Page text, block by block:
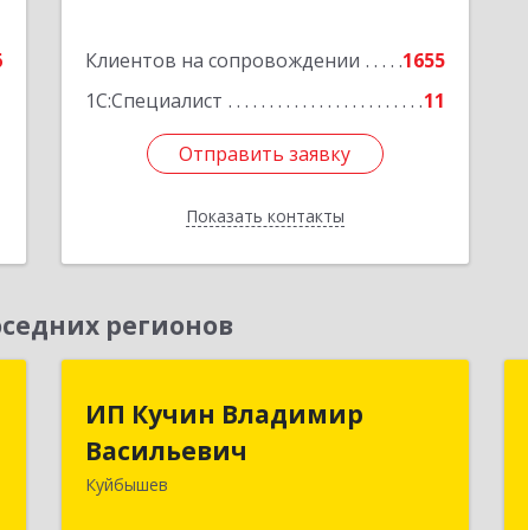
Клиентов на сопровождении
1655
1С:Специалист
11
Отправить заявку
Показать контакты
Отправить заявку
Назад
регионов
ИП Кучин Владимир
Васильевич
Куйбышев
Васильевич